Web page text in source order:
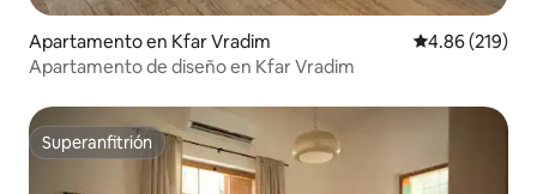
Apartamento en Kfar Vradim Calificación
4.86 (219)
Apartamento de diseño en Kfar Vradim
Superanfitrión
Superanfitrión